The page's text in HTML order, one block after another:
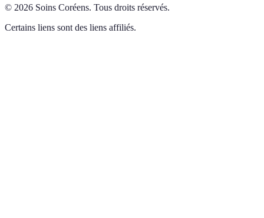
© 2026 Soins Coréens. Tous droits réservés.
Certains liens sont des liens affiliés.